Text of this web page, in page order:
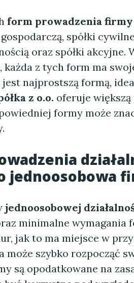
form prowadzenia firmy
spółki
oraz spółki akcyjne.
każda z tych form ma
jest najprostszą formą,
z o.o. oferuje
formy może
jednoosobowa
jednoosobowej
minimalne wymagania
jak to ma miejsce w
szybko rozpocząć
są opodatkowane na